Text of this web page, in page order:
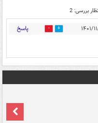
بررسی: 2
0 پاسخ